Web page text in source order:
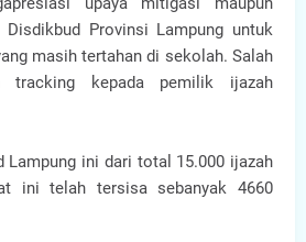
Provinsi Lampung untuk
masih tertahan di sekolah. Salah
tracking kepada pemilik ijazah
Lampung ini dari total 15.000 ijazah
ini telah tersisa sebanyak 4660